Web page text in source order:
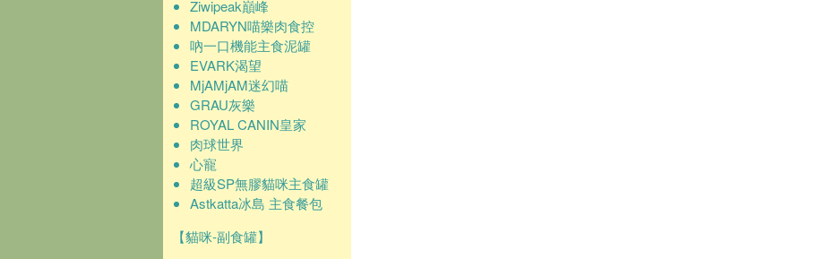
Ziwipeak巔峰
MDARYN喵樂肉食控
吶一口機能主食泥罐
EVARK渴望
MjAMjAM迷幻喵
GRAU灰樂
ROYAL CANIN皇家
肉球世界
心寵
超級SP無膠貓咪主食罐
Astkatta冰島 主食餐包
【貓咪-副食罐】